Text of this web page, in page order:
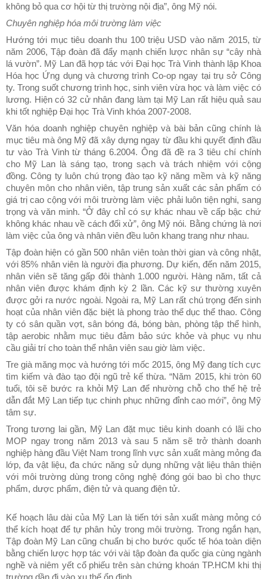
không bỏ qua cơ hội từ thị trường nội địa”, ông Mỹ nói.
Chuyên nghiệp hóa môi trường làm việc
Hướng tới mục tiêu doanh thu 100 triệu USD vào năm 2015, từ
năm 2006, Tập đoàn đã đẩy mạnh chiến lược nhân sự “cây nhà
lá vườn”. Mỹ Lan đã hợp tác với Đại học Trà Vinh thành lập Khoa
Hóa học Ứng dụng và chương trình Co-op ngay tại trụ sở Công
ty. Trong suốt chương trình học, sinh viên vừa học và làm việc có
lương. Hiện có 32 cử nhân đang làm tại Mỹ Lan rất hiệu quả sau
khi tốt nghiệp Đại học Trà Vinh khóa 2007-2008.
Văn hóa doanh nghiệp chuyên nghiệp và bài bản cũng chính là
mục tiêu mà ông Mỹ đã xây dựng ngay từ đầu khi quyết định đầu
tư vào Trà Vinh từ tháng 6.2004. Ông đã đề ra 3 tiêu chí chính
cho Mỹ Lan là sáng tạo, trong sạch và trách nhiệm với cộng
đồng. Công ty luôn chú trọng đào tạo kỹ năng mềm và kỹ năng
chuyên môn cho nhân viên, tập trung sản xuất các sản phẩm có
giá trị cao cộng với môi trường làm việc phải luôn tiện nghi, sang
trọng và văn minh. “Ở đây chỉ có sự khác nhau về cấp bậc chứ
không khác nhau về cách đối xử”, ông Mỹ nói. Bằng chứng là nơi
làm việc của ông và nhân viên đều luôn khang trang như nhau.
Tập đoàn hiện có gần 500 nhân viên toàn thời gian và công nhật,
với 85% nhân viên là người địa phương. Dự kiến, đến năm 2015,
nhân viên sẽ tăng gấp đôi thành 1.000 người. Hàng năm, tất cả
nhân viên được khám định kỳ 2 lần. Các kỹ sư thường xuyên
được gởi ra nước ngoài. Ngoài ra, Mỹ Lan rất chú trọng đến sinh
hoạt của nhân viên đặc biệt là phong trào thể dục thể thao. Công
ty có sân quần vợt, sân bóng đá, bóng bàn, phòng tập thể hình,
tập aerobic nhằm mục tiêu đảm bảo sức khỏe và phục vụ nhu
cầu giải trí cho toàn thể nhân viên sau giờ làm việc.
Tre già măng mọc và hướng tới mốc 2015, ông Mỹ đang tích cực
tìm kiếm và đào tạo đội ngũ trẻ kế thừa. “Năm 2015, khi tròn 60
tuổi, tôi sẽ bước ra khỏi Mỹ Lan để nhường chỗ cho thế hệ trẻ
dẫn đắt Mỹ Lan tiếp tục chinh phục những đỉnh cao mới”, ông Mỹ
tâm sự.
Trong tương lai gần, Mỹ Lan đặt mục tiêu kinh doanh có lãi cho
MOP ngay trong năm 2013 và sau 5 năm sẽ trở thành doanh
nghiệp hàng đầu Việt Nam trong lĩnh vực sản xuất màng mỏng đa
lớp, đa vật liệu, đa chức năng sử dụng những vật liệu thân thiện
với môi trường dùng trong công nghệ đóng gói bao bì cho thực
phẩm, dược phẩm, điện tử và quang điện tử.
Kế hoạch lâu dài của Mỹ Lan là tiến tới sản xuất màng mỏng có
thể kích hoạt để tự phân hủy trong môi trường. Trong ngắn hạn,
Tập đoàn Mỹ Lan cũng chuẩn bị cho bước quốc tế hóa toàn diện
bằng chiến lược hợp tác với vài tập đoàn đa quốc gia cùng ngành
nghề và niêm yết cổ phiếu trên sàn chứng khoán TP.HCM khi thị
trường dần đi vào xu thế ổn định.